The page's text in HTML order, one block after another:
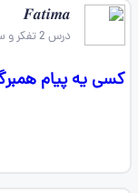
𝑭𝒂𝒕𝒊𝒎𝒂
درس 2 تفکر و سواد رسانه ای
کسی یه پیام